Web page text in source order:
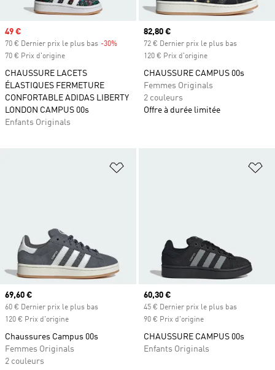
Prix soldé
49 €
70 € Dernier prix le plus bas -30%
70 € Prix d'origine
CHAUSSURE LACETS
ÉLASTIQUES FERMETURE
CONFORTABLE ADIDAS LIBERTY
LONDON CAMPUS 00s
Enfants Originals
Prix actuel
82,80 €
72 € Dernier prix le plus bas
120 € Prix d'origine
CHAUSSURE CAMPUS 00s
Femmes Originals
2 couleurs
Offre à durée limitée
Ajouter à la Liste de produits
Prix actuel
69,60 €
60 € Dernier prix le plus bas
120 € Prix d'origine
Chaussures Campus 00s
Femmes Originals
2 couleurs
Prix actuel
60,30 €
45 € Dernier prix le plus bas
90 € Prix d'origine
CHAUSSURE CAMPUS 00s
Enfants Originals